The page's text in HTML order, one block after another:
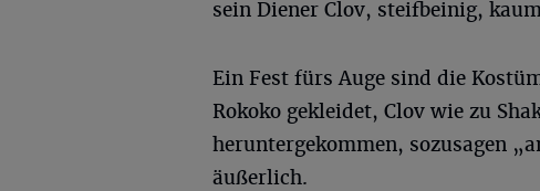
sein Diener Clov, steifbeinig,
Ein Fest fürs Auge sind die
Rokoko gekleidet, Clov wie zu
heruntergekommen, sozusagen
äußerlich.